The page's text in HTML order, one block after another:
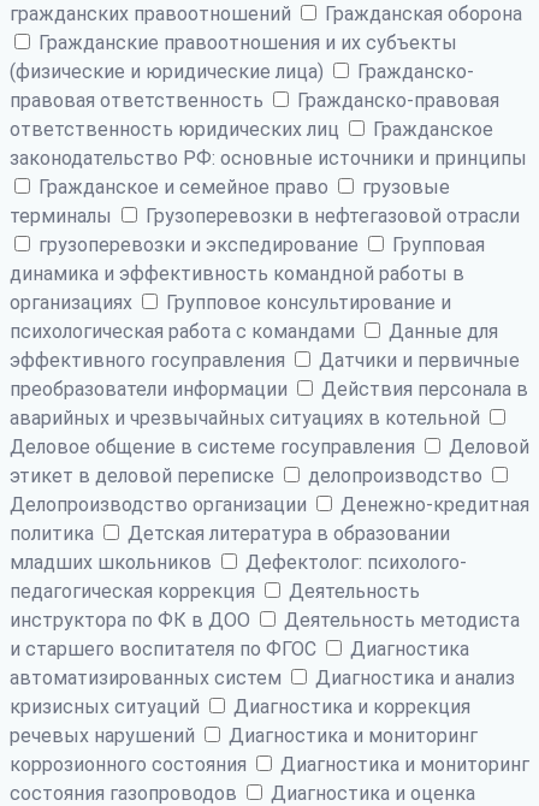
гражданских правоотношений
Гражданская оборона
Гражданские правоотношения и их субъекты
(физические и юридические лица)
Гражданско-
правовая ответственность
Гражданско-правовая
ответственность юридических лиц
Гражданское
законодательство РФ: основные источники и принципы
Гражданское и семейное право
грузовые
терминалы
Грузоперевозки в нефтегазовой отрасли
грузоперевозки и экспедирование
Групповая
динамика и эффективность командной работы в
организациях
Групповое консультирование и
психологическая работа с командами
Данные для
эффективного госуправления
Датчики и первичные
преобразователи информации
Действия персонала в
аварийных и чрезвычайных ситуациях в котельной
Деловое общение в системе госуправления
Деловой
этикет в деловой переписке
делопроизводство
Делопроизводство организации
Денежно-кредитная
политика
Детская литература в образовании
младших школьников
Дефектолог: психолого-
педагогическая коррекция
Деятельность
инструктора по ФК в ДОО
Деятельность методиста
и старшего воспитателя по ФГОС
Диагностика
автоматизированных систем
Диагностика и анализ
кризисных ситуаций
Диагностика и коррекция
речевых нарушений
Диагностика и мониторинг
коррозионного состояния
Диагностика и мониторинг
состояния газопроводов
Диагностика и оценка